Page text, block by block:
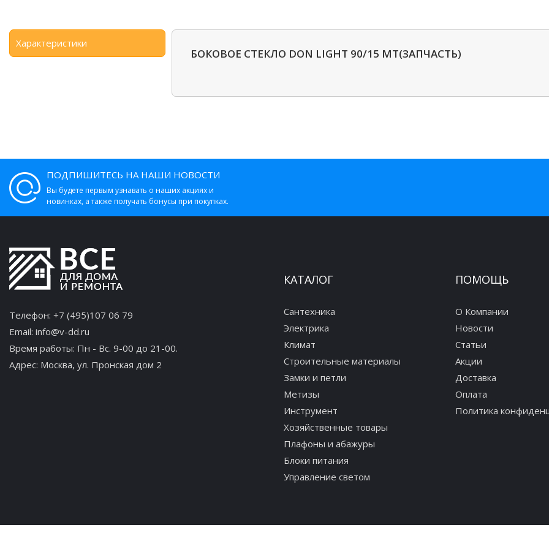
Характеристики
БОКОВОЕ СТЕКЛО DON LIGHT 90/15 MT(ЗАПЧАСТЬ)
ПОДПИШИТЕСЬ НА НАШИ НОВОСТИ
Вы будете первым узнавать о наших акциях и
новинках, а также получать бонусы при покупках.
Телефон: +7 (495)107 06 79
Email: info@v-dd.ru
Время работы: Пн - Вс. 9-00 до 21-00.
Адрес: Москва, ул. Пронская дом 2
КАТАЛОГ
Сантехника
Электрика
Климат
Строительные материалы
Замки и петли
Метизы
Инструмент
Хозяйственные товары
Плафоны и абажуры
Блоки питания
Управление светом
ПОМОЩЬ
О Компании
Новости
Статьи
Акции
Доставка
Оплата
Политика